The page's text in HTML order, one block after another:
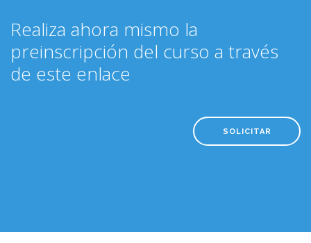
Realiza ahora mismo la
preinscripción del curso a través
de este enlace
SOLICITAR